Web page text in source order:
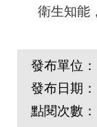
衛生知能
發布單位：
發布日期：
點閱次數：